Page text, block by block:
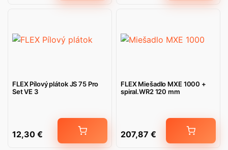
FLEX Pílový plátok JS 75 Pro
Set VE 3
12,30 €
FLEX Miešadlo MXE 1000 +
spiral.WR2 120 mm
207,87 €